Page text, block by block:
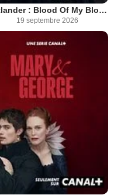
Outlander : Blood Of My Blood
19 septembre 2026